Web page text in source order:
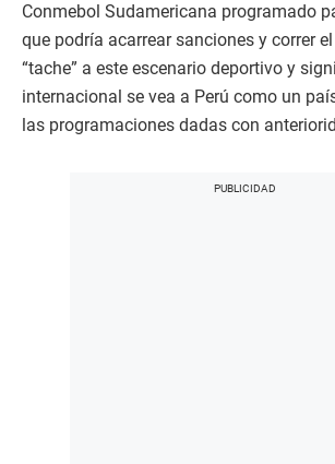
Conmebol Sudamericana programado
que podría acarrear sanciones y correr
“tache” a este escenario deportivo y
internacional se vea a Perú como un
las programaciones dadas con